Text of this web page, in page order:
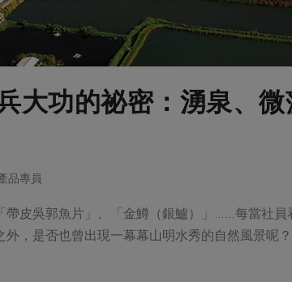
大功的祕密：湧泉、
品專員
帶皮吳郭魚片」、「金鱒（銀鱸）」……每當社
，是否也曾出現一幕幕山明水秀的自然風景呢